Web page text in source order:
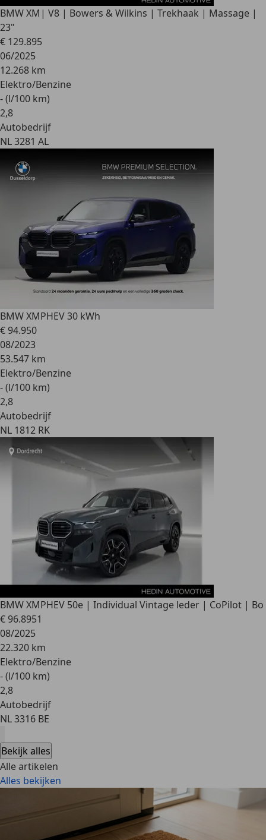
BMW XM | V8 | Bowers & Wilkins | Trekhaak | Massage |
23"
€ 129.895
06/2025
12.268 km
Elektro/Benzine
- (l/100 km)
2,8
Autobedrijf
NL 3281 AL
BMW XMPHEV 30 kWh
€ 94.950
08/2023
53.547 km
Elektro/Benzine
- (l/100 km)
2,8
Autobedrijf
NL 1812 RK
BMW XMPHEV 50e | Individual Vintage leder | CoPilot | Bo
€ 96.8951
08/2025
22.320 km
Elektro/Benzine
- (l/100 km)
2,8
Autobedrijf
NL 3316 BE
Bekijk alles
Alle artikelen
Alles bekijken